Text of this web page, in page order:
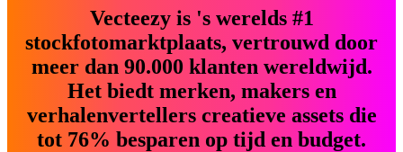
Vecteezy is 's werelds #1
stockfotomarktplaats, vertrouwd door
meer dan 90.000 klanten wereldwijd.
Het biedt merken, makers en
verhalenvertellers creatieve assets die
tot 76% besparen op tijd en budget.